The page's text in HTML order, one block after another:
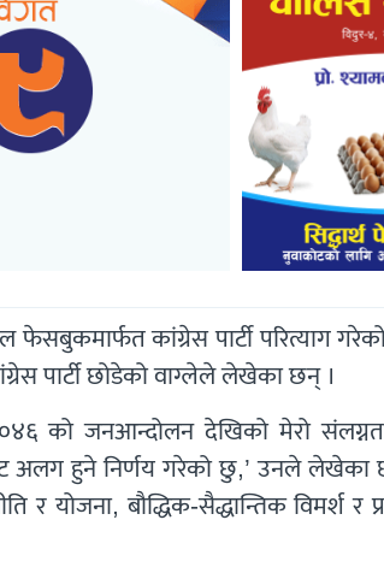
फेसबुकमार्फत कांग्रेस पार्टी परित्याग
पार्टी छोडेको वाग्लेले लेखेका छन् ।
को जनआन्दोलन देखिको मेरो
अलग हुने निर्णय गरेको छु,’ उनले लेखेका
र योजना, बौद्धिक-सैद्धान्तिक विमर्श र